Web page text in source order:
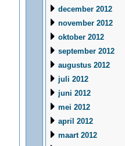
december 2012
november 2012
oktober 2012
september 2012
augustus 2012
juli 2012
juni 2012
mei 2012
april 2012
maart 2012